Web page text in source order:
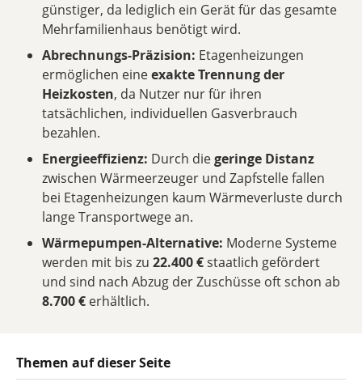
günstiger, da lediglich ein Gerät für das gesamte
Mehrfamilienhaus benötigt wird.
Abrechnungs-Präzision: Etagenheizungen
ermöglichen eineexakte Trennung der
Heizkosten, da Nutzer nur für ihren
tatsächlichen, individuellen Gasverbrauch
bezahlen.
Energieeffizienz: Durch diegeringe Distanz
zwischen Wärmeerzeuger und Zapfstelle fallen
bei Etagenheizungen kaum Wärmeverluste durch
lange Transportwege an.
Wärmepumpen-Alternative: Moderne Systeme
werden mit bis zu 22.400 €staatlich gefördert
und sind nach Abzug der Zuschüsse oft schon ab
8.700 € erhältlich.
Themen auf dieser Seite